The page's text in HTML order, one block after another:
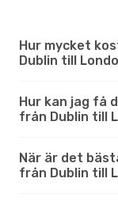
Hur mycket
Dublin till
Hur kan jag få
från Dublin till
När är det
från Dublin till